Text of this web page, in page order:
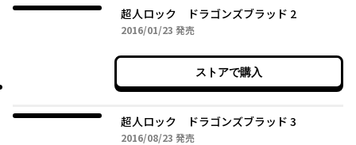
超人ロック ドラゴンズブラッド 2
2016/01/23 2016年01月23日
発売
ストアで購入
超人ロック ドラゴンズブラッド 3
2016/08/23 2016年08月23日
発売